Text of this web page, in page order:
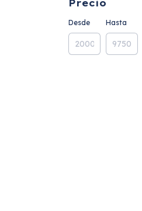
Precio
Desde Hasta